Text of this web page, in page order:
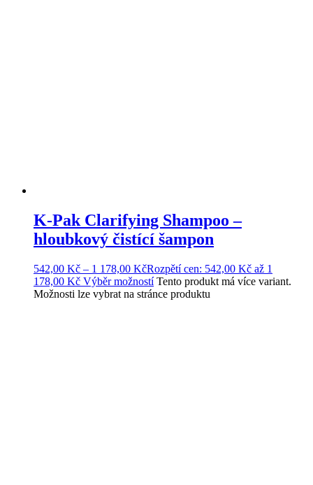
K-Pak Clarifying Shampoo –
hloubkový čistící šampon
542,00 Kč – 1 178,00 KčRozpětí cen: 542,00 Kč až 1
178,00 Kč Výběr možností Tento produkt má více variant.
Možnosti lze vybrat na stránce produktu